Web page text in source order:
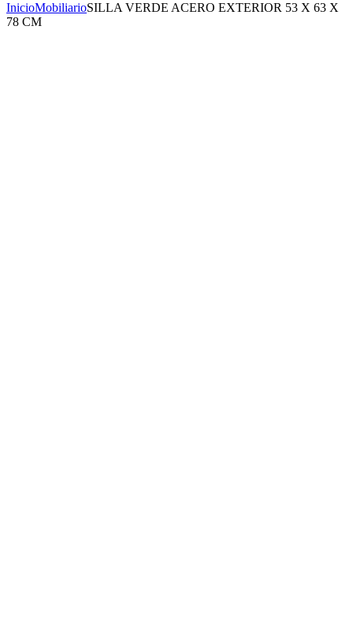
InicioMobiliarioSILLA VERDE ACERO EXTERIOR 53 X 63 X
78 CM